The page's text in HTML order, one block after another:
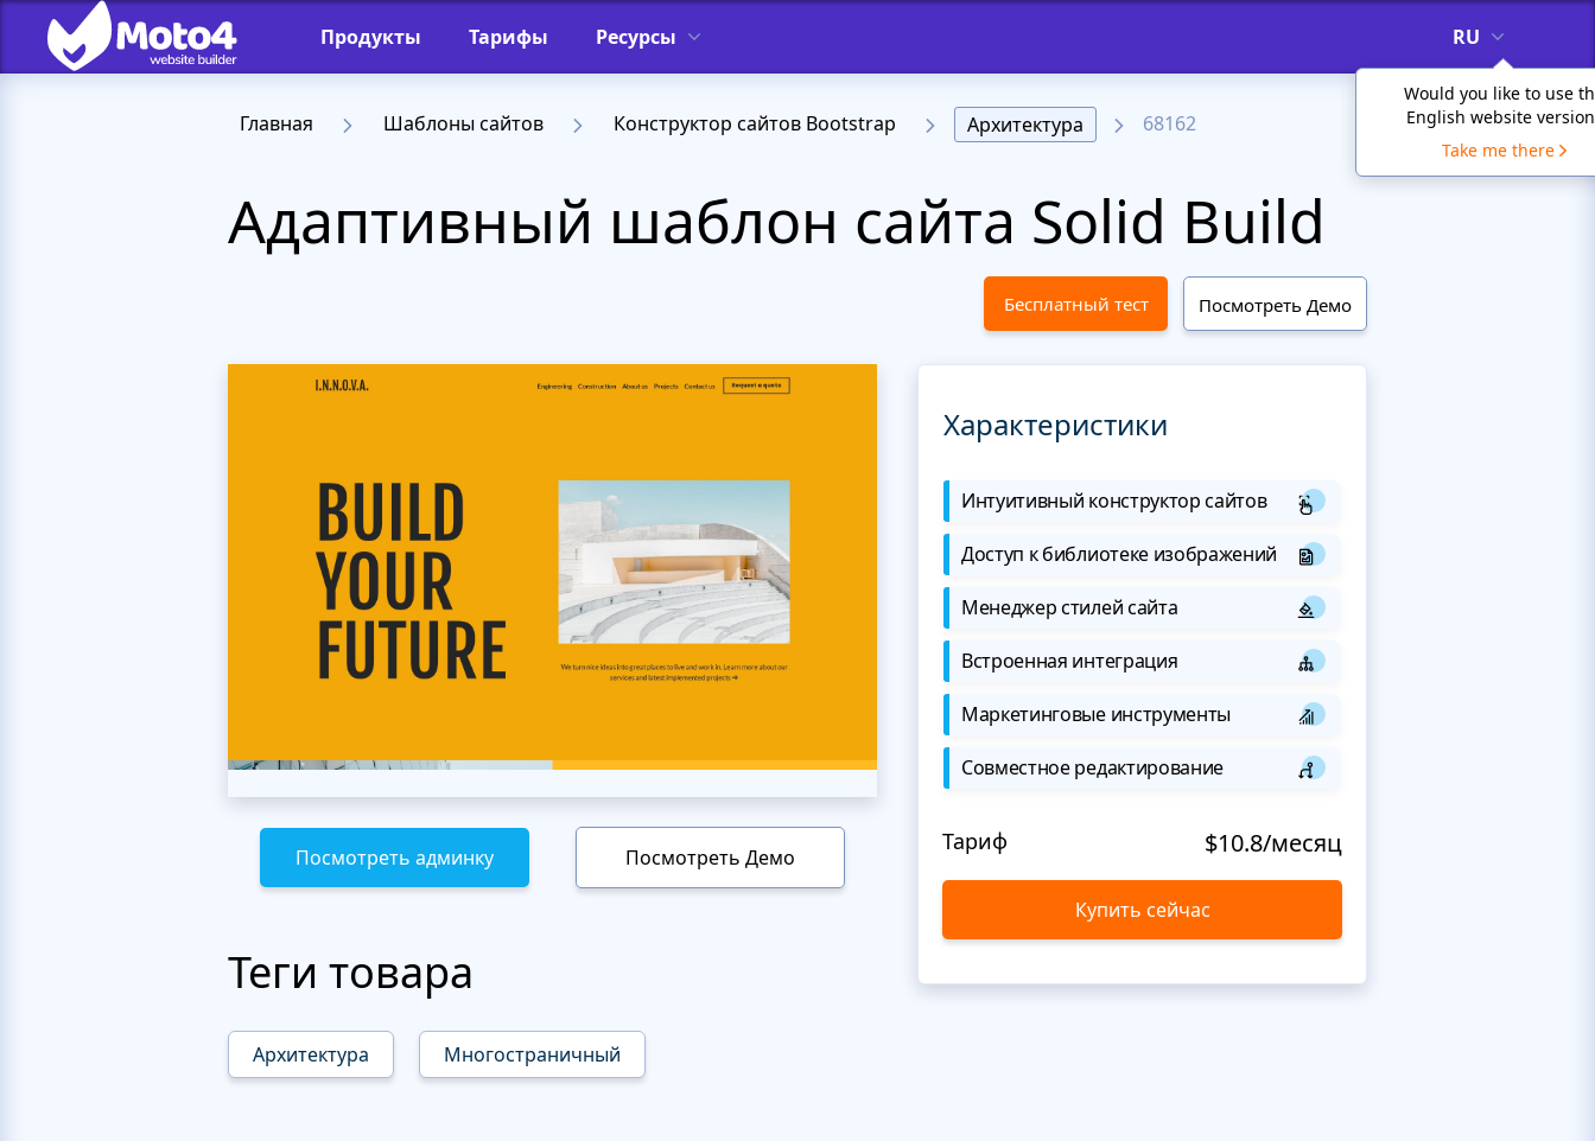
Продукты Тарифы Ресурсы RU
Would you like to use
English website
Take me there
Главная Шаблоны сайтов Конструктор сайтов Bootstrap Архитектура 68162
Адаптивный шаблон сайта Solid Build
Бесплатный тест Посмотреть Демо
Посмотреть админку Посмотреть Демо
Теги товара
Архитектура Многостраничный
Характеристики
Интуитивный конструктор сайтов
Доступ к библиотеке изображений
Менеджер стилей сайта
Встроенная интеграция
Маркетинговые инструменты
Совместное редактирование
Тариф $10.8/месяц
Купить сейчас